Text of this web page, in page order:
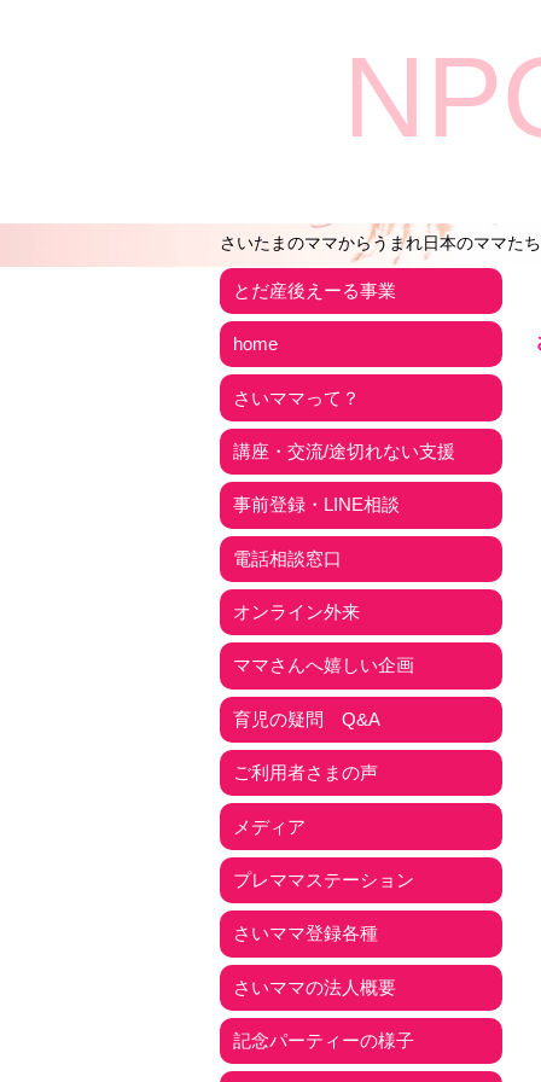
さいたまのママからうまれ日本のママた
とだ産後えーる事業
home
さいママって？
講座・交流/途切れない支援
事前登録・LINE相談
電話相談窓口
オンライン外来
ママさんへ嬉しい企画
育児の疑問 Q&A
ご利用者さまの声
メディア
プレママステーション
さいママ登録各種
さいママの法人概要
記念パーティーの様子